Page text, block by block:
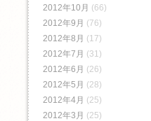
2012年10月 (66)
2012年9月 (76)
2012年8月 (17)
2012年7月 (31)
2012年6月 (26)
2012年5月 (28)
2012年4月 (25)
2012年3月 (25)